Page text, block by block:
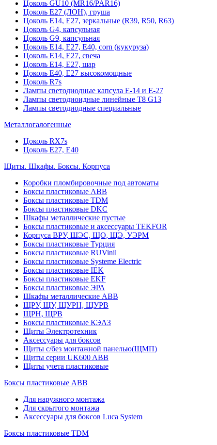
Цоколь GU10 (MR16/PAR16)
Цоколь Е27 (ЛОН), груша
Цоколь Е14, Е27, зеркальные (R39, R50, R63)
Цоколь G4, капсульная
Цоколь G9, капсульная
Цоколь Е14, Е27, Е40, corn (кукуруза)
Цоколь Е14, Е27, свеча
Цоколь Е14, Е27, шар
Цоколь Е40, Е27 высокомощные
Цоколь R7s
Лампы светодиодные капсула Е-14 и Е-27
Лампы светодиоидные линейные T8 G13
Лампы светодиодные специальные
Металлогалогенные
Цоколь RX7s
Цоколь Е27, E40
Щиты. Шкафы. Боксы. Корпуса
Коробки пломбировочные под автоматы
Боксы пластиковые ABB
Боксы пластиковые TDM
Боксы пластиковые DKC
Шкафы металлические пустые
Боксы пластиковые и аксессуары TEKFOR
Корпуса ВРУ, ШЭС, ЩО, ЩЭ, УЭРМ
Боксы пластиковые Турция
Боксы пластиковые RUVinil
Боксы пластиковые Systeme Electric
Боксы пластиковые IEK
Боксы пластиковые EKF
Боксы пластиковые ЭРА
Шкафы металлические ABB
ЩРУ, ЩУ, ЩУРН, ЩУРВ
ЩРН, ЩРВ
Боксы пластиковые КЭАЗ
Щиты Электротехник
Аксессуары для боксов
Щиты с/без монтажной панелью(ЩМП)
Щиты серии UK600 ABB
Щиты учета пластиковые
Боксы пластиковые ABB
Для наружного монтажа
Для скрытого монтажа
Аксессуары для боксов Luca System
Боксы пластиковые TDM